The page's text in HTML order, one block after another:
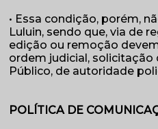
• Essa condição, porém,
Luluin, sendo que, via de
edição ou remoção
ordem judicial, solicitação
Público, de autoridade
POLÍTICA DE